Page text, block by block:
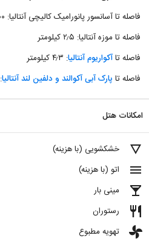
فاصله تا آسانسور پانورامیک کالیچی آنتالیا: ۶۰۰ متر
فاصله تا موزه آنتالیا: ۲٫۵ کیلومتر
فاصله تاآکواریوم آنتالیا: ۴٫۳ کیلومتر
فاصله تا پارک آبی آکوالند و دلفین لند آنتالیا: ۶٫۱ کیلومتر
امکانات هتل
details خشکشویی (با هزینه)
menu اتو (با هزینه)
local_bar مینی بار
restaurant رستوران
toys تهویه مطبوع